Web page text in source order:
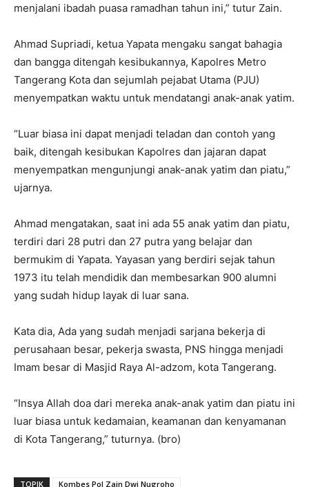
menjalani ibadah puasa ramadhan tahun ini,” tutur Zain.
Ahmad Supriadi, ketua Yapata mengaku sangat bahagia
dan bangga ditengah kesibukannya, Kapolres Metro
Tangerang Kota dan sejumlah pejabat Utama (PJU)
menyempatkan waktu untuk mendatangi anak-anak yatim.
“Luar biasa ini dapat menjadi teladan dan contoh yang
baik, ditengah kesibukan Kapolres dan jajaran dapat
menyempatkan mengunjungi anak-anak yatim dan piatu,”
ujarnya.
Ahmad mengatakan, saat ini ada 55 anak yatim dan piatu,
terdiri dari 28 putri dan 27 putra yang belajar dan
bermukim di Yapata. Yayasan yang berdiri sejak tahun
1973 itu telah mendidik dan membesarkan 900 alumni
yang sudah hidup layak di luar sana.
Kata dia, Ada yang sudah menjadi sarjana bekerja di
perusahaan besar, pekerja swasta, PNS hingga menjadi
Imam besar di Masjid Raya Al-adzom, kota Tangerang.
“Insya Allah doa dari mereka anak-anak yatim dan piatu ini
luar biasa untuk kedamaian, keamanan dan kenyamanan
di Kota Tangerang,” tuturnya. (bro)
TOPIK Kombes Pol Zain Dwi Nugroho